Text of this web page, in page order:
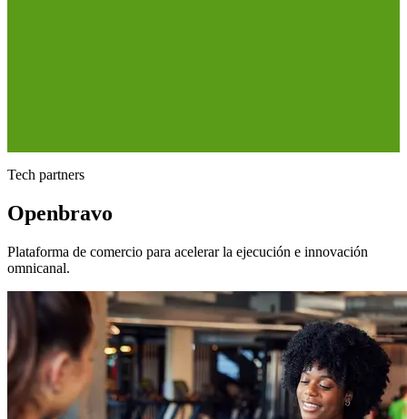
Tech partners
Openbravo
Plataforma de comercio para acelerar la ejecución e innovación
omnicanal.